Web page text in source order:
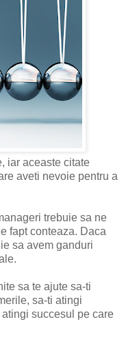
iar aceaste citate
aveti nevoie pentru a
trebuie sa ne
fapt conteaza. Daca
sa avem ganduri
sa te ajute sa-ti
sa-ti atingi
succesul pe care